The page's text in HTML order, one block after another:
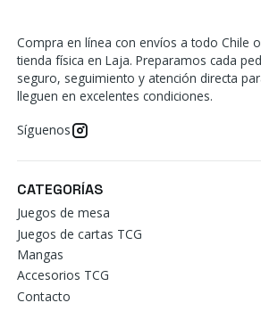
Compra en línea con envíos a todo Chile
tienda física en Laja. Preparamos cada
seguro, seguimiento y atención directa
lleguen en excelentes condiciones.
Síguenos
CATEGORÍAS
Juegos de mesa
Juegos de cartas TCG
Mangas
Accesorios TCG
Contacto